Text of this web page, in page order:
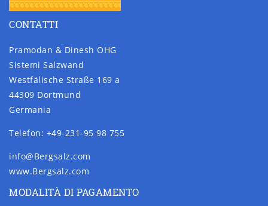
CONTATTI
Pramodan & Dinesh OHG
Sistemi Salzwand
Westfälische Straße 169 a
44309 Dortmund
Germania
Telefon: +49-231-95 98 755
info@Bergsalz.com
www.Bergsalz.com
MODALITÀ DI PAGAMENTO